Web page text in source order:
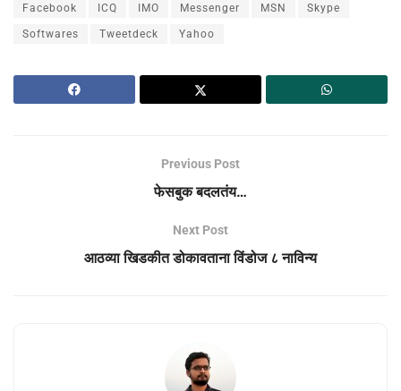
Facebook ICQ IMO Messenger MSN Skype
Softwares Tweetdeck Yahoo
Previous Post
फेसबुक बदलतंय…
Next Post
आठव्या खिडकीत डोकावताना विंडोज ८ नाविन्य